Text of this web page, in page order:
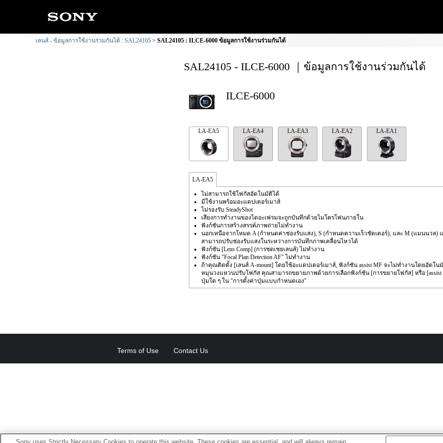
เลนส์ - ข้อมูลการใช้งานร่วมกันได้ : SAL24105 SAL24105 : ILCE-6000 ข้อมูลการใช้งานร่วมกันได้
SAL24105 - ILCE-6000 ｜ข้อมูลการใช้งานร่วมกันได้
ILCE-6000
LA-EA5 LA-EA4 LA-EA3 LA-EA2 LA-EA1
LA-EA5
ไม่สามารถใช้โฟกัสอัตโนมัติได้
มีใช้งานพร้อมอะแดปเตอร์เมาส์
ไม่รองรับ SteadyShot
เสียงการทำงานของไดอะเฟรมจะถูกบันทึกด้วยไมโครโฟนภายใน
ฟังก์ชันการสร้างสรรค์ภาพถ่ายไม่ทำงาน
นอกเหนือจากโหมด A (กำหนดค่าช่องรับแสง), S (กำหนดความเร็วชัตเตอร์), และ M (แมนนวล)
สามารถปรับช่องรับแสงในระหว่างการบันทึกภาพเคลื่อนไหวได้
ฟังก์ชัน [Lens Comp] (การชดเชยเลนส์) ไม่ทำงาน
ฟังก์ชัน "Focal Plan Detection AF" ไม่ทำงาน
ถ้าคุณติดตั้ง [เลนส์ A-mount] โดยใช้อะแดปเตอร์เมาส์, ฟังก์ชัน assist MF จะไม่ทำงานโดยอัตโ
หมุนวงแหวนปรับโฟกัส คุณสามารถขยายภาพด้วยการเลือกฟังก์ชัน [การขยายโฟกัส] หรือ [assist
ปุ่มใด ๆ ใน "การตั้งค่าปุ่มแบบกำหนดเอง"
Terms of Use Contact Us